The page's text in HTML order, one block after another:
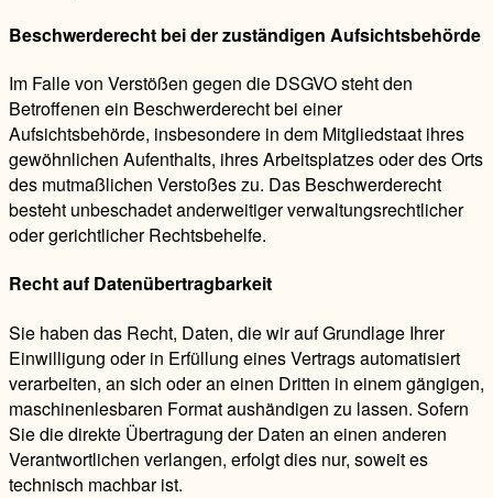
Beschwerde­recht bei der zuständigen Aufsichts­behörde
Im Falle von Verstößen gegen die DSGVO steht den
Betroffenen ein Beschwerderecht bei einer
Aufsichtsbehörde, insbesondere in dem Mitgliedstaat ihres
gewöhnlichen Aufenthalts, ihres Arbeitsplatzes oder des Orts
des mutmaßlichen Verstoßes zu. Das Beschwerderecht
besteht unbeschadet anderweitiger verwaltungsrechtlicher
oder gerichtlicher Rechtsbehelfe.
Recht auf Daten­übertrag­barkeit
Sie haben das Recht, Daten, die wir auf Grundlage Ihrer
Einwilligung oder in Erfüllung eines Vertrags automatisiert
verarbeiten, an sich oder an einen Dritten in einem gängigen,
maschinenlesbaren Format aushändigen zu lassen. Sofern
Sie die direkte Übertragung der Daten an einen anderen
Verantwortlichen verlangen, erfolgt dies nur, soweit es
technisch machbar ist.